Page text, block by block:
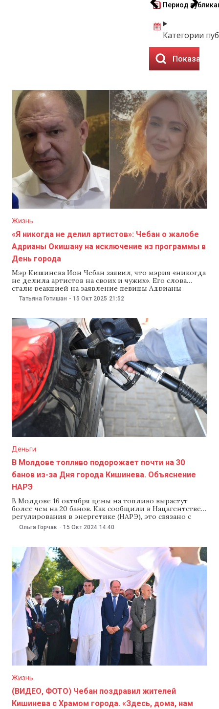
Период
Категории
Показать
Жизнь
«Я никогда не делил артистов»: Чебан о жалобе
Адрианы Окишану на исключение из программы в
День города
Мэр Кишинева Ион Чебан заявил, что мэрия «никогда
не делила артистов на своих и чужих». Его слова
стали реакцией на заявление певицы Адрианы
Окишану, которая рассказала, что ее убрали из
Кишинева. Чебан сказал, что, насколько ему известно,
«чтобы быть исключенным,
Татьяна Готишан - 15 Окт 2025 21:52
Деньги
В Молдове топливо подорожает почти на 30
банов из-за Дня города Кишинева. Объяснение
НАРЭ
В Молдове 16 октября цены на топливо вырастут
более чем на 20 банов. Как сообщили в Нацагентстве
регулирования в энергетике (НАРЭ), это связано с
«длительным перерывом» в деятельности из-за
выходных по случаю Дня города Кишинева. В
бензина А95 вырастет на 28 банов и составит
Ольга Горчак - 15 Окт 2024 14:40
Жизнь
(ВИДЕО, ФОТО) Чебан поздравил жителей
Кишинева с Храмом города. «Здесь, дома, нам